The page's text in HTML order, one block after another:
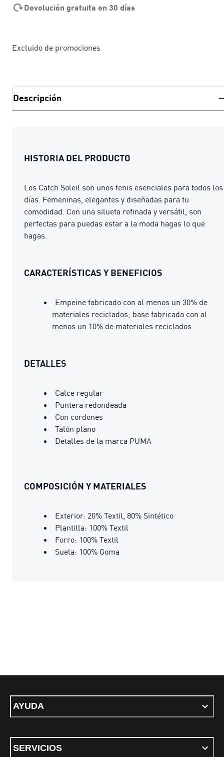
Devolución gratuita en 30 días
Excluido de promociones
Descripción
HISTORIA DEL PRODUCTO
Los Catch Soleil son unos tenis esenciales para todos los
días. Femeninas, elegantes y diseñadas para tu
comodidad. Con una silueta refinada y versátil, son
perfectas para puedas estar a la moda hagas lo que
hagas.
CARACTERÍSTICAS Y BENEFICIOS
Empeine fabricado con al menos un 30% de
materiales reciclados; base fabricada con al
menos un 10% de materiales reciclados
DETALLES
Calce regular
Puntera redondeada
Con cordones
Talón plano
Detalles de la marca PUMA
COMPOSICIÓN Y MATERIALES
Exterior: 20% Textil, 80% Sintético
Plantilla: 100% Textil
Forro: 100% Textil
Suela: 100% Goma
AYUDA
SERVICIOS